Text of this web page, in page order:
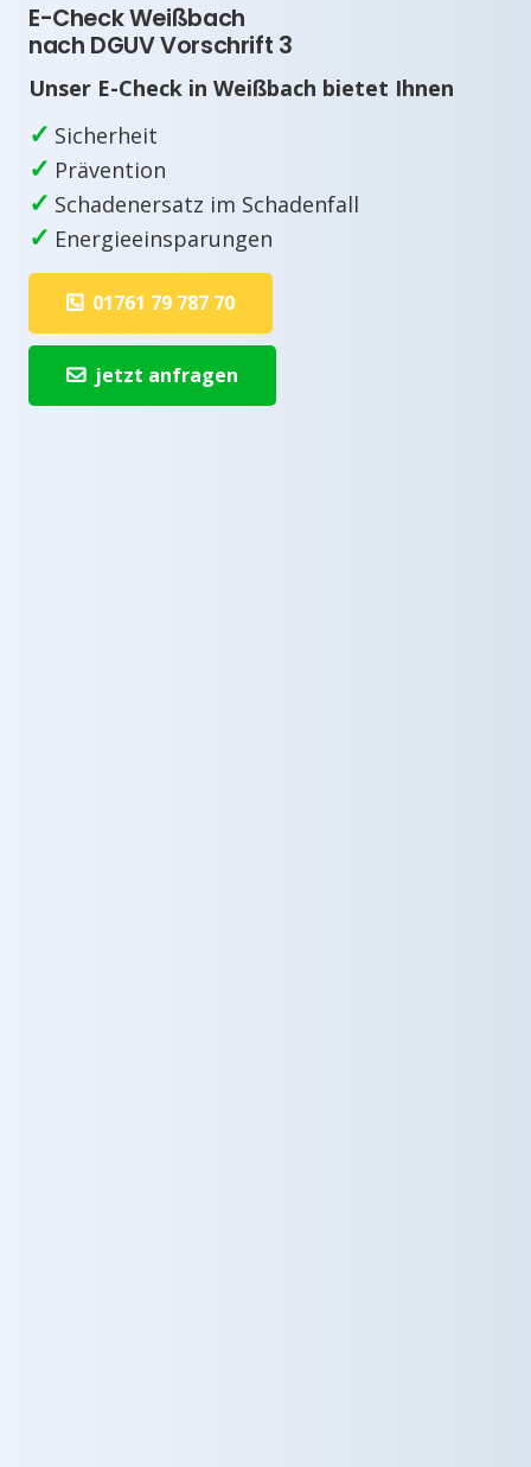
E-Check Weißbach
nach DGUV Vorschrift 3
Unser E-Check in Weißbach bietet Ihnen
✓ Sicherheit
✓ Prävention
✓ Schadenersatz im Schadenfall
✓ Energieeinsparungen
01761 79 787 70
jetzt anfragen